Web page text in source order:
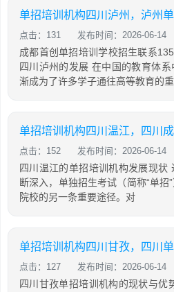
单招培训机构四川泸州，泸州
点击：131 发布时间：2026-06-14
成都首创单招培训学校招生联系
四川泸州的发展 在中国的教育体
渐成为了许多学子通往高等教育的重
单招培训机构四川温江，四川成
点击：152 发布时间：2026-06-14
四川温江的单招培训机构发展现状
断深入，单独招生考试（简称“单招
院校的另一条重要途径。对
单招培训机构四川甘孜，四川
点击：127 发布时间：2026-06-14
四川甘孜单招培训机构的现状与优